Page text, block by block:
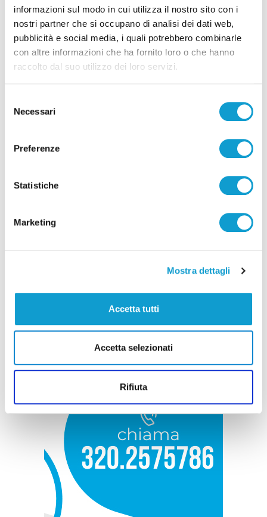
informazioni sul modo in cui utilizza il nostro sito con i
nostri partner che si occupano di analisi dei dati web,
pubblicità e social media, i quali potrebbero combinarle
con altre informazioni che ha fornito loro o che hanno
raccolto dal suo utilizzo dei loro servizi.
delNecessari
Preferenze
Statistiche
Marketing
Mostra dettagli
Accetta tutti
Accetta selezionati
Rifiuta